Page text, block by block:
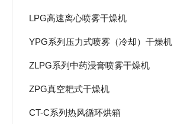
LPG高速离心喷雾干燥机
YPG系列压力式喷雾（冷却）干燥机
ZLPG系列中药浸膏喷雾干燥机
ZPG真空耙式干燥机
CT-C系列热风循环烘箱